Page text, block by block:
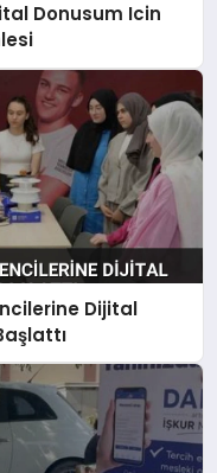
Donusum Icin
Dijital